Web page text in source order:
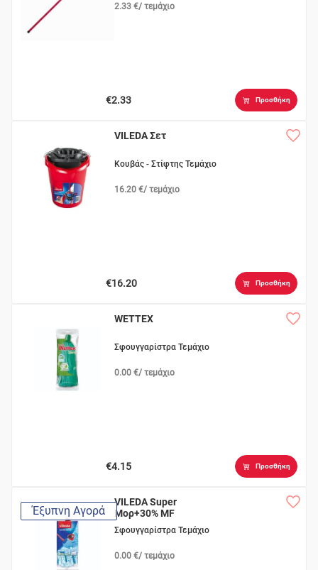
2.33 €/ τεμάχιο
€2.33 Προσθήκη
VILEDA Σετ
Κουβάς - Στίφτης Τεμάχιο
16.20 €/ τεμάχιο
€16.20 Προσθήκη
WETTEX
Σφουγγαρίστρα Τεμάχιο
0.00 €/ τεμάχιο
€4.15 Προσθήκη
Έξυπνη Αγορά
VILEDA Super
Μορ+30% MF
Σφουγγαρίστρα Τεμάχιο
0.00 €/ τεμάχιο